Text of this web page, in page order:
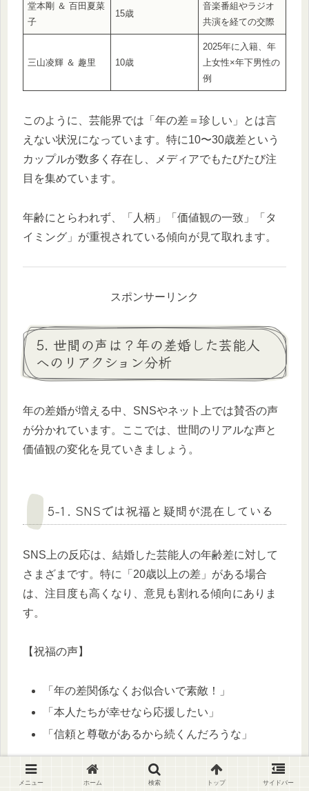
堂本剛 ＆ 百田夏菜
子
15歳
音楽番組やラジオ
共演を経ての交際
三山凌輝 ＆ 趣里 10歳
2025年に入籍、年
上女性×年下男性の
例
このように、芸能界では「年の差＝珍しい」とは言
えない状況になっています。特に10〜30歳差という
カップルが数多く存在し、メディアでもたびたび注
目を集めています。
年齢にとらわれず、「人柄」「価値観の一致」「タ
イミング」が重視されている傾向が見て取れます。
スポンサーリンク
5. 世間の声は？年の差婚した芸能人
へのリアクション分析
年の差婚が増える中、SNSやネット上では賛否の声
が分かれています。ここでは、世間のリアルな声と
価値観の変化を見ていきましょう。
5-1. SNSでは祝福と疑問が混在している
SNS上の反応は、結婚した芸能人の年齢差に対して
さまざまです。特に「20歳以上の差」がある場合
は、注目度も高くなり、意見も割れる傾向にありま
す。
【祝福の声】
「年の差関係なくお似合いで素敵！」
「本人たちが幸せなら応援したい」
「信頼と尊敬があるから続くんだろうな」
【懸念や疑問の声】
メニュー ホーム 検索 トップ サイドバー